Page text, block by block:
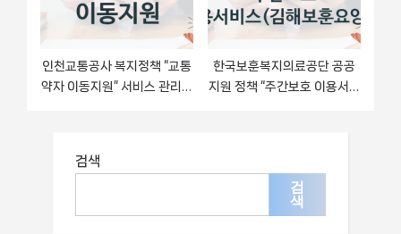
인천교통공사 복지정책 “교통
약자 이동지원” 서비스 관리부
한국보훈복지의료공단 공공
지원 정책 “주간보호 이용서비
검색
검
색